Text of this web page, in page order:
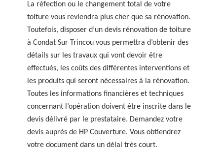
La réfection ou le changement total de votre
toiture vous reviendra plus cher que sa rénovation.
Toutefois, disposer d’un devis rénovation de toiture
à Condat Sur Trincou vous permettra d’obtenir des
détails sur les travaux qui vont devoir être
effectués, les coûts des différentes interventions et
les produits qui seront nécessaires à la rénovation.
Toutes les informations financières et techniques
concernant l’opération doivent être inscrite dans le
devis délivré par le prestataire. Demandez votre
devis auprès de HP Couverture. Vous obtiendrez
votre document dans un délai très court.